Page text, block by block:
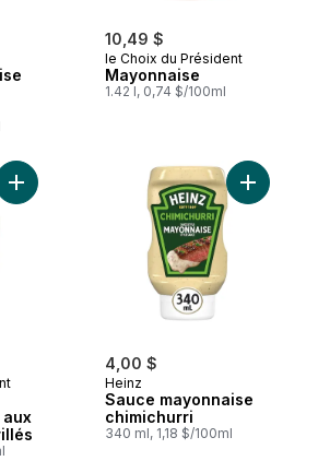
10,49 $
le Choix du Président
Mayonnaise
1.42 l, 0,74 $/100ml
aux
Ajouter Tartinade pour sandwich, mayo
4,00 $
Heinz
Sauce mayonnaise
chimichurri
340 ml, 1,18 $/100ml
Ajouter